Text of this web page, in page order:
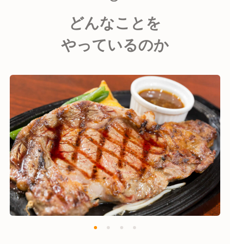
どんなことを
やっているのか